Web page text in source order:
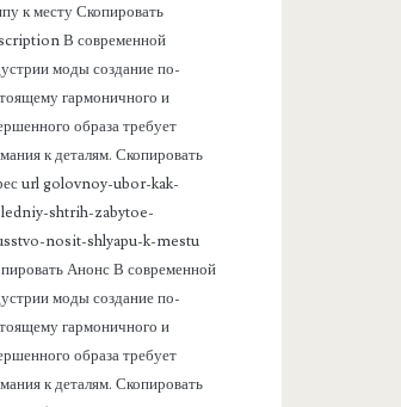
к месту Скопировать
В современной
моды создание по-
гармоничного и
образа требует
к деталям. Скопировать
url golovnoy-ubor-kak-
shtrih-zabytoe-
nosit-shlyapu-k-mestu
Анонс В современной
моды создание по-
гармоничного и
образа требует
к деталям. Скопировать